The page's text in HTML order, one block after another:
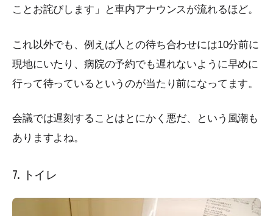
ことお詫びします」と車内アナウンスが流れるほど。
これ以外でも、例えば人との待ち合わせには10分前に
現地にいたり、病院の予約でも遅れないように早めに
行って待っているというのが当たり前になってます。
会議では遅刻することはとにかく悪だ、という風潮も
ありますよね。
7. トイレ